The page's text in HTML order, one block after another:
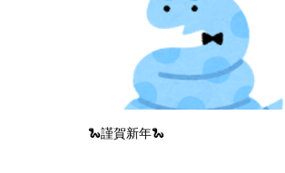
🐍謹賀新年🐍